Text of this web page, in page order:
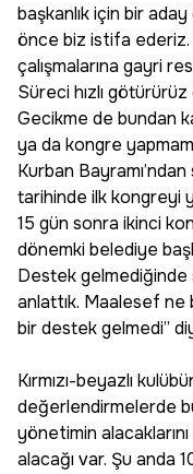
başkanlık için bir
önce biz istifa ederiz.
çalışmalarına gayri
Süreci hızlı
Gecikme de bundan
ya da kongre
Kurban
tarihinde ilk kongreyi
15 gün sonra ikinci
dönemki belediye
Destek gelmediğinde
anlattık. Maalesef
bir destek gelmedi”
Kırmızı-beyazlı
değerlendirmelerde
yönetimin
alacağı var. Şu anda